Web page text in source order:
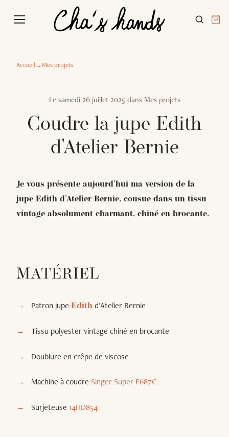
Accueil→Mes projets
Le samedi 26 juillet 2025 dans Mes projets
Coudre la jupe Edith
d'Atelier Bernie
Je vous présente aujourd’hui ma version de la
jupe Edith d’Atelier Bernie, cousue dans un tissu
vintage absolument charmant, chiné en brocante.
MATÉRIEL
Patron jupe Edithd’Atelier Bernie
Tissu polyester vintage chiné en brocante
Doublure en crêpe de viscose
Machine à coudre Singer Super F687C
Surjeteuse 14HD854